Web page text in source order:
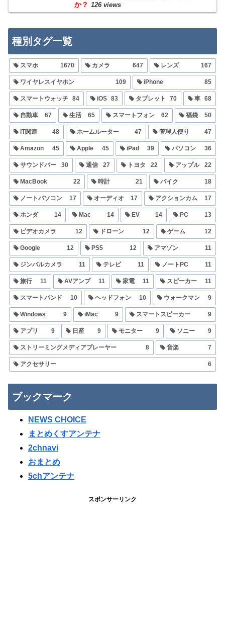
か？ 126 views
種別タグ一覧
スマホ 1670 カメラ 647 レンズ 167
ワイヤレスイヤホン 109 iPhone 85
スマートウォッチ 84 iOS 83 タブレット 70 車 68
自動車 67 生活 65 スマートフォン 62 福袋 50
IT関連 48 ホームルーター 47 管理人便り 47
Amazon 45 Apple 45 iPad 39 パソコン 36
サウンドバー 30 通信 27 トヨタ 22 アップル 22
MacBook 22 時計 21 バイク 18
ノートパソコン 17 オーディオ 17 アクションカム 17
ホンダ 14 Mac 14 EV 14 PC 13
ビデオカメラ 12 ドローン 12 ゲーム 12
Google 12 PS5 12 アマゾン 11
ジンバルカメラ 11 テレビ 11 ノートPC 11
旅行 11 AVアンプ 11 家電 11 スピーカー 11
スマートバンド 10 ヘッドフォン 10 ウォークマン 9
Windows 9 iMac 9 スマートスピーカー 9
アプリ 9 日産 9 モニター 9 ソニー 9
ストリーミングメディアプレーヤー 8 音楽 7
アクセサリー 6
ブックマーク
NEWS CHOICE
まとめくすアンテナ
2chnavi
おまとめ
5chアンテナ
スポンサーリンク